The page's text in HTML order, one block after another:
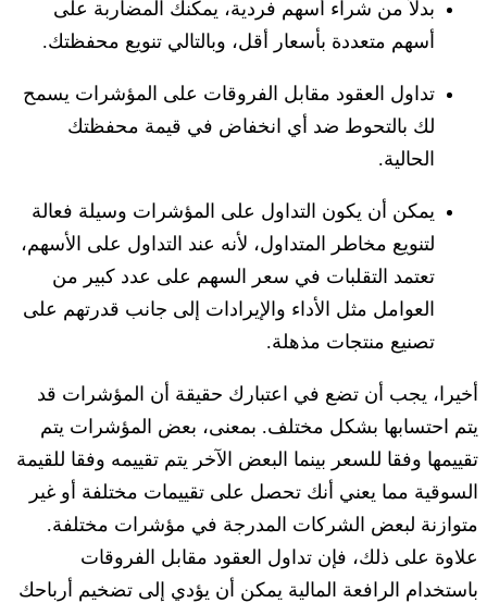
بدلاً من شراء أسهم فردية، يمكنك المضاربة على
أسهم متعددة بأسعار أقل، وبالتالي تنويع محفظتك.
تداول العقود مقابل الفروقات على المؤشرات يسمح
لك بالتحوط ضد أي انخفاض في قيمة محفظتك
الحالية.
يمكن أن يكون التداول على المؤشرات وسيلة فعالة
لتنويع مخاطر المتداول، لأنه عند التداول على الأسهم،
تعتمد التقلبات في سعر السهم على عدد كبير من
العوامل مثل الأداء والإيرادات إلى جانب قدرتهم على
تصنيع منتجات مذهلة.
أخيرا، يجب أن تضع في اعتبارك حقيقة أن المؤشرات قد
يتم احتسابها بشكل مختلف. بمعنى، بعض المؤشرات يتم
تقييمها وفقا للسعر بينما البعض الآخر يتم تقييمه وفقا للقيمة
السوقية مما يعني أنك تحصل على تقييمات مختلفة أو غير
متوازنة لبعض الشركات المدرجة في مؤشرات مختلفة.
علاوة على ذلك، فإن تداول العقود مقابل الفروقات
باستخدام الرافعة المالية يمكن أن يؤدي إلى تضخيم أرباحك